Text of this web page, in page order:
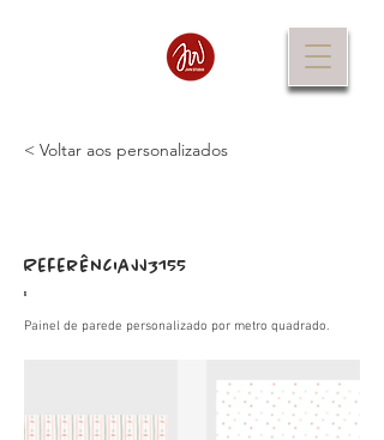
< Voltar aos personalizados
Referência
:
JJ3155
Painel de parede personalizado por metro quadrado.